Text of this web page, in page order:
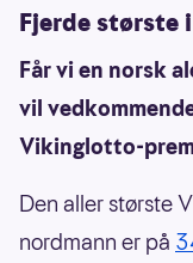
Fjerde største
Får vi en norsk
vil
Vikinglotto-
Den aller største
nordmann er på